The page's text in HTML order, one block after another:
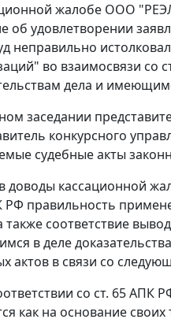
жалобе ООО
об удовлетворении
неправильно
во взаимосвязи со
дела и
заседании
конкурсного
судебные акты
доводы кассационной
РФ правильность
также соответствие
в деле
актов в связи со
со ст. 65АПК
как на основание